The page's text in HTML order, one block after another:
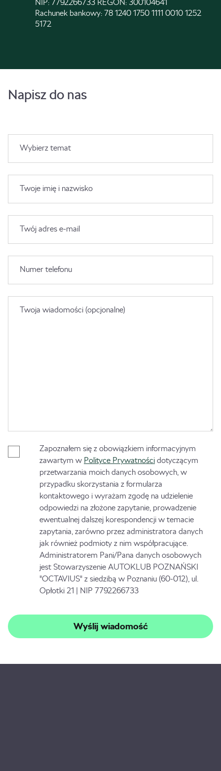
NIP: 7792266733 REGON: 300104641
Rachunek bankowy: 78 1240 1750 1111 0010 1252
5172
Napisz do nas
Wybierz temat
Twoje imię i nazwisko
Twój adres e-mail
Numer telefonu
Twoja wiadomości (opcjonalne)
Zapoznałem się z obowiązkiem informacyjnym
zawartym w Polityce Prywatności dotyczącym
przetwarzania moich danych osobowych, w
przypadku skorzystania z formularza
kontaktowego i wyrażam zgodę na udzielenie
odpowiedzi na złożone zapytanie, prowadzenie
ewentualnej dalszej korespondencji w temacie
zapytania, zarówno przez administratora danych
jak również podmioty z nim współpracujące.
Administratorem Pani/Pana danych osobowych
jest Stowarzyszenie AUTOKLUB POZNAŃSKI
"OCTAVIUS" z siedzibą w Poznaniu (60-012), ul.
Opłotki 21 | NIP 7792266733